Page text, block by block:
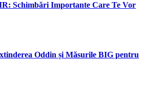
Schimbări Importante Care Te Vor
Oddin și Măsurile BIG pentru